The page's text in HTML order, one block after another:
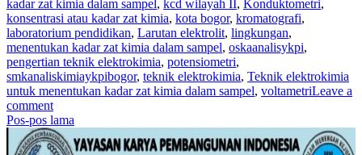
kadar zat kimia dalam sampel, kcd wilayah II, Konduktometri,
konsentrasi atau kadar zat kimia, kota bogor, kromatografi,
laboratorium pendidikan, Larutan elektrolit, lingkungan,
menentukan kadar zat kimia dalam sampel, oskaanalisykpi,
pengertian teknik elektrokimia, potensiometri,
smkanaliskimiaykpibogor, teknik elektrokimia, Teknik elektrokimia
untuk menentukan kadar zat kimia dalam sampel, voltametriLeave a
comment
Navigasi
pos
Pos-pos lama